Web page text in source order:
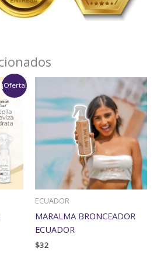
¡Oferta!
ECUADOR
MARALMA BRONCEADOR
ECUADOR
$32